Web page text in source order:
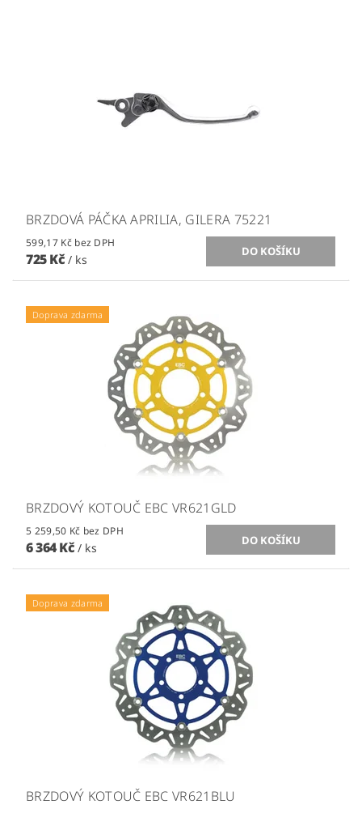
BRZDOVÁ PÁČKA APRILIA, GILERA 75221
599,17 Kč bez DPH
725 Kč / ks
Doprava zdarma
BRZDOVÝ KOTOUČ EBC VR621GLD
5 259,50 Kč bez DPH
6 364 Kč / ks
Doprava zdarma
BRZDOVÝ KOTOUČ EBC VR621BLU